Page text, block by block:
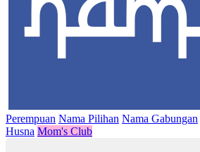
Perempuan Nama Pilihan Nama Gabungan
Husna Mom's Club